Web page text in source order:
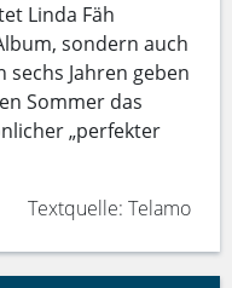
Linda Fäh
sondern auch
sechs Jahren geben
Sommer das
„perfekter
Textquelle: Telamo